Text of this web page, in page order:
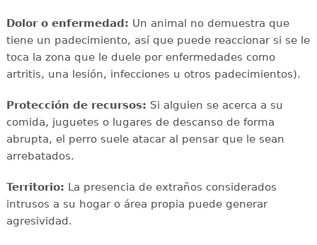
Dolor o enfermedad: Un animal no demuestra que
tiene un padecimiento, así que puede reaccionar si se le
toca la zona que le duele por enfermedades como
artritis, una lesión, infecciones u otros padecimientos).
Protección de recursos: Si alguien se acerca a su
comida, juguetes o lugares de descanso de forma
abrupta, el perro suele atacar al pensar que le sean
arrebatados.
Territorio: La presencia de extraños considerados
intrusos a su hogar o área propia puede generar
agresividad.